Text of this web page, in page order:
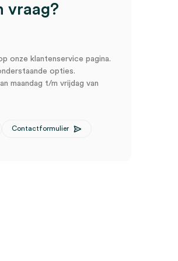
vraag?
onze klantenservice pagina.
opties.
maandag t/m vrijdag van
Contactformulier